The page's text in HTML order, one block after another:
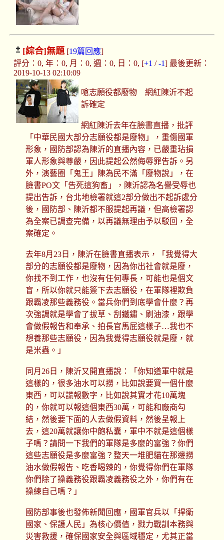
[綜合]無題[19篇回應]
評分：0, 年：0, 月：0, 週：0, 日：0, [+1 /-1] 最後更新：
2019-10-13 02:10:09
嗆志願役都廢物 網紅陳沂不起
訴確定
網紅陳沂去年在臉書直播，批評
「中華民國大部分志願役都是廢物」，重傷國軍
形象，國防部認為陳沂的直播內容，已嚴重玷損
軍人形象與尊嚴，因此提起公然侮辱罪告訴。另
外，演藝圈「鬼王」陳為民不滿「廢物說」，在
臉書PO文「告死這狗畜」，陳沂認為名譽受辱也
提出告訴，台北地檢署就這2部分做出不起訴處分
後，國防部、陳沂都不服提起再議，但高檢署認
為全案已調查完備，以再議無理由予以駁回，全
案確定。
去年8月23日，陳沂在臉書直播表示，「我覺得大
部分的志願役都是廢物，因為你出社會就是廢，
你找不到工作，也沒有任何專長，可能也是個文
盲，所以你就只能簽下去志願役，在軍隊裡欺負
跟霸凌那些義務役。當兵你們到底學會什麼？再
次強調就是學會了拔草、刮鐵鏽、刷油漆，跟學
會做假報告和奉承、拍長官馬屁這樣子…我也不
想養那些志願役，因為我覺得志願役就是廢，就
是米蟲。」
同月26日，陳沂又開直播說：「你知道軍中就是
這樣的，很多油水可以撈，比如說要買一個什麼
東西，可以謊報數字，比如說其實才花10萬塊
的，你就可以報這個東西30萬，可能和廠商勾
結，然後要下面的人去做假資料，然後呈報上
去，這20萬就讓你中飽私囊，軍中不就是這個樣
子嗎？請問一下我們的軍隊是多麼的富強？你們
這些志願役是多麼富強？整天一堆肥貓在那邊撈
油水做假報告、吃香喝辣的，你覺得你們在軍隊
你們除了操義務役跟霸凌義務役之外，你們有在
操練自己嗎？」
國防部事後也發佈新聞回應，國軍官兵以「捍衛
國家、保護人民」為核心價值，戮力戰訓本務與
災害救援，確保國家安全與區域穩定，尤其正當